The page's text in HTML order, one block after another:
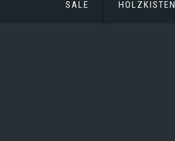
SALE HOLZKISTEN